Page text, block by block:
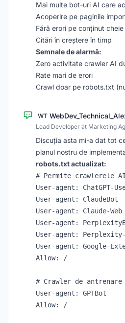
Mai multe bot-uri AI care
Acoperire pe paginile
Fără erori pe conținut cheie
Citări în creștere în timp
Semnale de alarmă:
Zero activitate crawler AI
Rate mari de erori
Crawl doar pe robots.txt
WT
Lead Developer at Marketing
Discuția asta mi-a dat tot
planul nostru de
robots.txt actualizat:
# Permite crawlerele
User-agent: ChatGPT-
User-agent: ClaudeBot
User-agent: Claude-Web
User-agent:
User-agent:
User-agent: Google-
Allow: /
# Crawler de antrenare
User-agent: GPTBot
Allow: /